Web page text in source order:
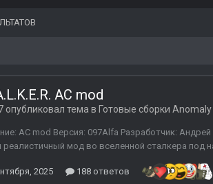
AC mod
опубликовал тема в Готовые сборки Anomaly
AC mod Версия: 097Alfa Разработчик:
реалистичный мод во вселенной сталкера под
2025 188 ответов